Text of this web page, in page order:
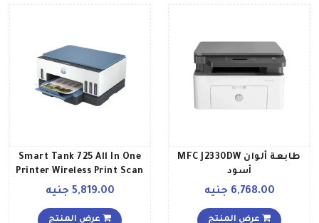
طابعة ألوان MFC J2330DW
أسود
6,768.00 جنيه
عرض المنتج
Smart Tank 725 All In One
Printer Wireless Print Scan
Copy Auto Duplex Printing
8000 Color Pages WhiteBlue
5,819.00 جنيه
عرض المنتج